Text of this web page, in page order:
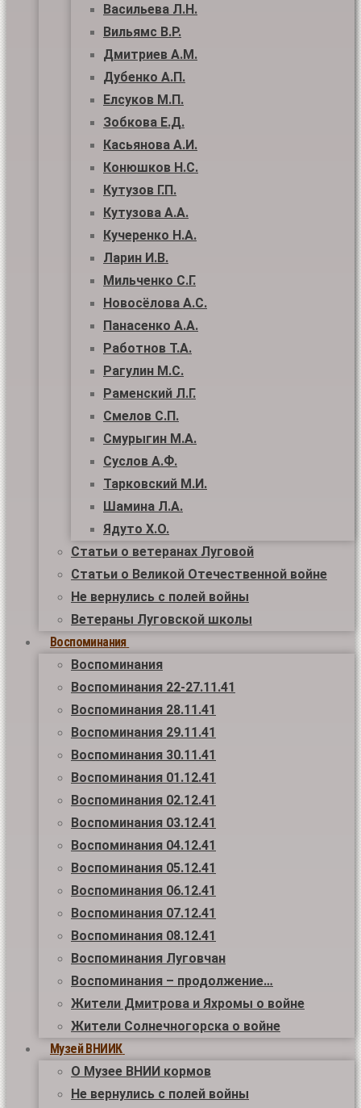
Васильева Л.Н.
Вильямс В.Р.
Дмитриев А.М.
Дубенко А.П.
Елсуков М.П.
Зобкова Е.Д.
Касьянова А.И.
Конюшков Н.С.
Кутузов Г.П.
Кутузова А.А.
Кучеренко Н.А.
Ларин И.В.
Мильченко С.Г.
Новосёлова А.С.
Панасенко А.А.
Работнов Т.А.
Рагулин М.С.
Раменский Л.Г.
Смелов С.П.
Смурыгин М.А.
Суслов А.Ф.
Тарковский М.И.
Шамина Л.А.
Ядуто Х.О.
Статьи о ветеранах Луговой
Статьи о Великой Отечественной войне
Не вернулись с полей войны
Ветераны Луговской школы
Воспоминания
Воспоминания
Воспоминания 22-27.11.41
Воспоминания 28.11.41
Воспоминания 29.11.41
Воспоминания 30.11.41
Воспоминания 01.12.41
Воспоминания 02.12.41
Воспоминания 03.12.41
Воспоминания 04.12.41
Воспоминания 05.12.41
Воспоминания 06.12.41
Воспоминания 07.12.41
Воспоминания 08.12.41
Воспоминания Луговчан
Воспоминания – продолжение…
Жители Дмитрова и Яхромы о войне
Жители Солнечногорска о войне
Музей ВНИИК
О Музее ВНИИ кормов
Не вернулись с полей войны